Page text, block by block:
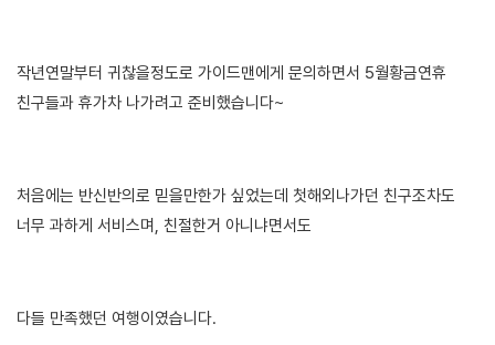
작년연말부터 귀찮을정도로 가이드맨에게 문의하면서 5월황금연휴
친구들과 휴가차 나가려고 준비했습니다~
처음에는 반신반의로 믿을만한가 싶었는데 첫해외나가던 친구조차도
너무 과하게 서비스며, 친절한거 아니냐면서도
다들 만족했던 여행이였습니다.